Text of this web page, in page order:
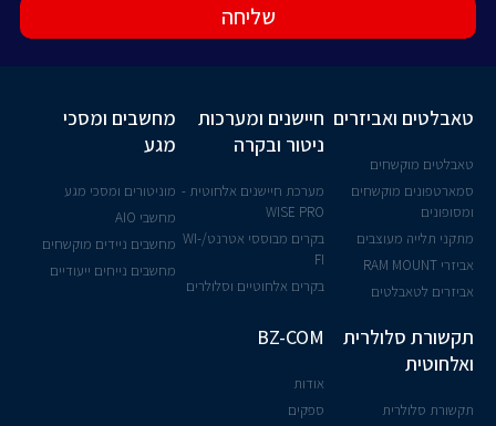
שליחה
טאבלטים ואביזרים
טאבלטים מוקשחים
סמארטפונים מוקשחים
ומסופונים
מתקני תלייה מעוצבים
אביזרי RAM MOUNT
אביזרים לטאבלטים
חיישנים ומערכות
ניטור ובקרה
מערכת חיישנים אלחוטית -
WISE PRO
בקרים מבוססי אטרנט/WI-
FI
בקרים אלחוטיים וסלולרים
מחשבים ומסכי
מגע
מוניטורים ומסכי מגע
מחשבי AIO
מחשבים ניידים מוקשחים
מחשבים נייחים ייעודיים
תקשורת סלולרית
ואלחוטית
תקשורת סלולרית
BZ-COM
אודות
ספקים